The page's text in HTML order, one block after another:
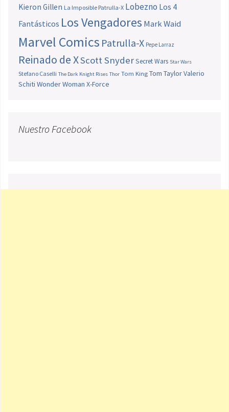
Kieron Gillen La Imposible Patrulla-X Lobezno Los 4
Fantásticos Los Vengadores Mark Waid
Marvel Comics Patrulla-X Pepe Larraz
Reinado de XScott SnyderSecret Wars Star Wars
Stefano Caselli The Dark Knight Rises Thor Tom King Tom TaylorValerio
Schiti Wonder Woman X-Force
Nuestro Facebook